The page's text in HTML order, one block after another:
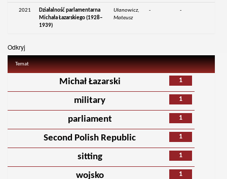
2021
Działalność parlamentarna
Michała Łazarskiego (1928–
1939)
Ułanowicz,
Mateusz
- -
Odkryj
Temat
1
Michał Łazarski
1
military
1
parliament
1
Second Polish Republic
1
sitting
1
wojsko